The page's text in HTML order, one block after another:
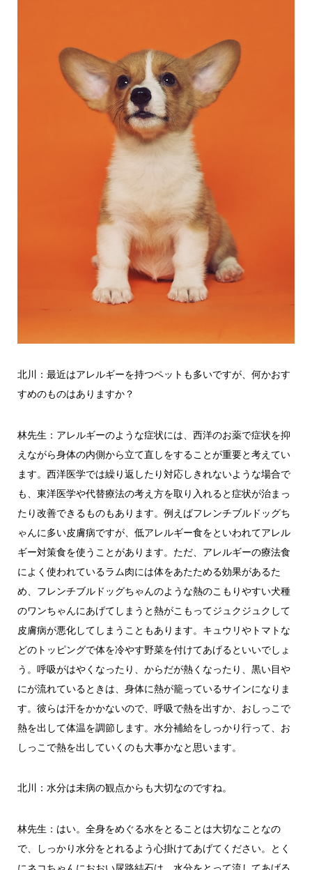
北川：最近はアレルギーを持つペットも多いですが、何かおす
すめのものはありますか？
林先生：アレルギーのような症状には、西洋のお薬で症状を抑
えながら身体の内側から立て直しをすることが重要と考えてい
ます。西洋医学では繰り返したり対応しきれないような場合で
も、東洋医学や代替療法の考え方を取り入れると症状が治まっ
たり改善できるものもあります。例えばフレンチブルドッグち
ゃんに多い皮膚病ですが、低アレルギー食をといわれてアレル
ギー対策食を使うことがあります。ただ、アレルギーの療法食
によく使われているラム肉には体をあたためる効果があるた
め、フレンチブルドッグちゃんのような熱のこもりやすい犬種
のワンちゃんにあげてしまうと熱がこもってジュクジュクして
皮膚病が悪化してしまうこともあります。キュウリやトマトな
どのトッピングで体を冷やす野菜を付けてあげるといいでしょ
う。呼吸がはやくなったり、からだが熱くなったり、黒い目や
にが流れているときは、身体に熱が籠っているサインになりま
す。彼らは汗をかかないので、呼吸で熱を出すか、おしっこで
熱を出して体温を調節します。水分補給をしっかり行って、お
しっこで熱を出していくのも大事かなと思います。
北川：水分は未病の観点からも大切なのですね。
林先生：はい。全身をめぐる水をとることは大切なことなの
で、しっかり水分をとれるよう心掛けてあげてください。とく
にネコちゃんにおおい尿路結石は、水分をとって流してあげる